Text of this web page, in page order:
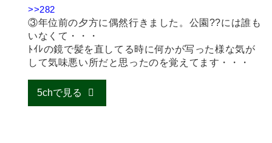
>>282
③年位前の夕方に偶然行きました。公園??には誰も
いなくて・・・
ﾄｲﾚの鏡で髪を直してる時に何かが写った様な気が
して気味悪い所だと思ったのを覚えてます・・・
5chで見る